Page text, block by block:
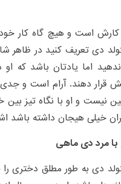
است و هیچ گاه کار خود
دی تعریف کنید در ظاهر
ندهید اما یادتان باشد که
قرار دهند. آرام است و
نیست و او با نگاه تیز بین
خیلی هیجان داشته باشد
با مرد دی ماهی
دی به طور مطلق دختری